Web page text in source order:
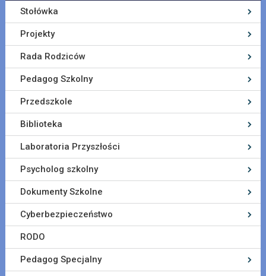
Stołówka
Projekty
Rada Rodziców
Pedagog Szkolny
Przedszkole
Biblioteka
Laboratoria Przyszłości
Psycholog szkolny
Dokumenty Szkolne
Cyberbezpieczeństwo
RODO
Pedagog Specjalny